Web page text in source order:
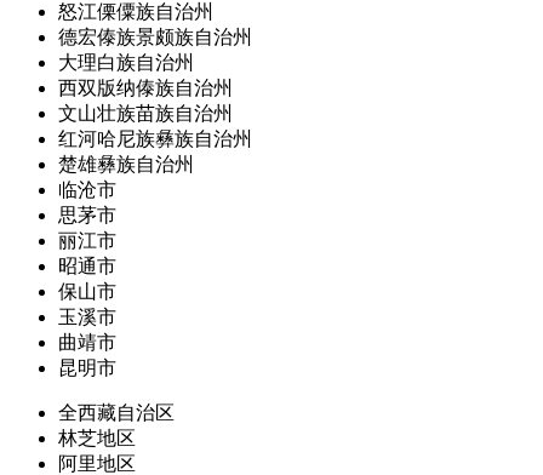
怒江傈僳族自治州
德宏傣族景颇族自治州
大理白族自治州
西双版纳傣族自治州
文山壮族苗族自治州
红河哈尼族彝族自治州
楚雄彝族自治州
临沧市
思茅市
丽江市
昭通市
保山市
玉溪市
曲靖市
昆明市
全西藏自治区
林芝地区
阿里地区